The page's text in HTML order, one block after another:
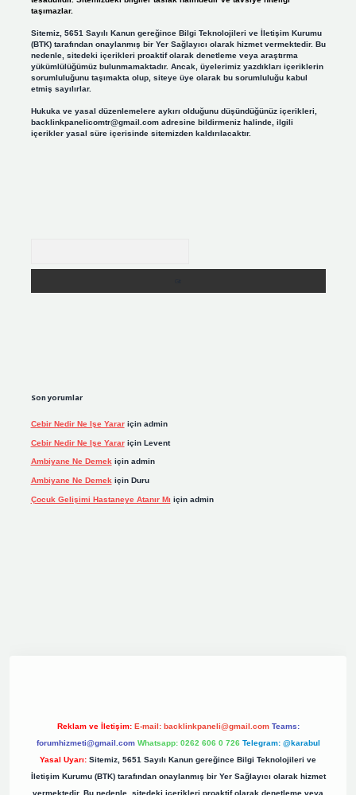
taşımazlar.
Sitemiz, 5651 Sayılı Kanun gereğince Bilgi Teknolojileri ve İletişim Kurumu
(BTK) tarafından onaylanmış bir Yer Sağlayıcı olarak hizmet vermektedir. Bu
nedenle, sitedeki içerikleri proaktif olarak denetleme veya araştırma
yükümlülüğümüz bulunmamaktadır. Ancak, üyelerimiz yazdıkları içeriklerin
sorumluluğunu taşımakta olup, siteye üye olarak bu sorumluluğu kabul
etmiş sayılırlar.
Hukuka ve yasal düzenlemelere aykırı olduğunu düşündüğünüz içerikleri,
backlinkpanelicomtr@gmail.comadresine bildirmeniz halinde, ilgili
içerikler yasal süre içerisinde sitemizden kaldırılacaktır.
Son yorumlar
Cebir Nedir Ne Işe Yarariçin admin
Cebir Nedir Ne Işe Yarariçin Levent
Ambiyane Ne Demekiçin admin
Ambiyane Ne Demek için Duru
Çocuk Gelişimi Hastaneye Atanır Mı için admin
Reklam ve İletişim: E-mail: backlinkpaneli@gmail.com Teams:
forumhizmeti@gmail.com Whatsapp: 0262 606 0 726 Telegram: @karabul
Yasal Uyarı: Sitemiz, 5651 Sayılı Kanun gereğince Bilgi Teknolojileri ve
İletişim Kurumu (BTK) tarafından onaylanmış bir Yer Sağlayıcı olarak hizmet
vermektedir. Bu nedenle, sitedeki içerikleri proaktif olarak denetleme veya